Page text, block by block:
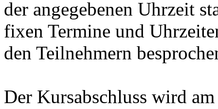
der angegebenen Uhrzeit
fixen Termine und
den Teilnehmern
Der Kursabschluss wird